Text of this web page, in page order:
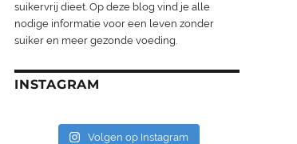
suikervrij dieet. Op deze blog vind je alle
nodige informatie voor een leven zonder
suiker en meer gezonde voeding.
INSTAGRAM
Volgen op Instagram